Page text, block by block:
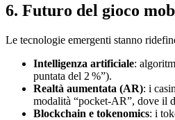
6. Futuro del gioco
Le tecnologie emergenti stanno
Intelligenza artificiale:
puntata del 2 %”).
Realtà aumentata (AR): i
modalità “pocket‑AR”, dove il
Blockchain e tokenomics: i